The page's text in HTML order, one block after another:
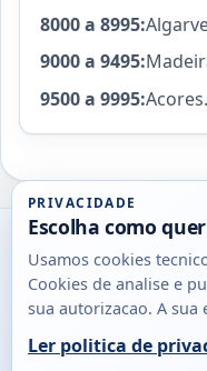
8000 a 8995:
9000 a 9495:
9500 a 9995:Acores.
Utils
DB
Consultas
rapidas
para
PRIVACIDADE
Escolha como
Usamos cookies
Cookies de analise e
sua autorizacao. A sua
Ler politica de